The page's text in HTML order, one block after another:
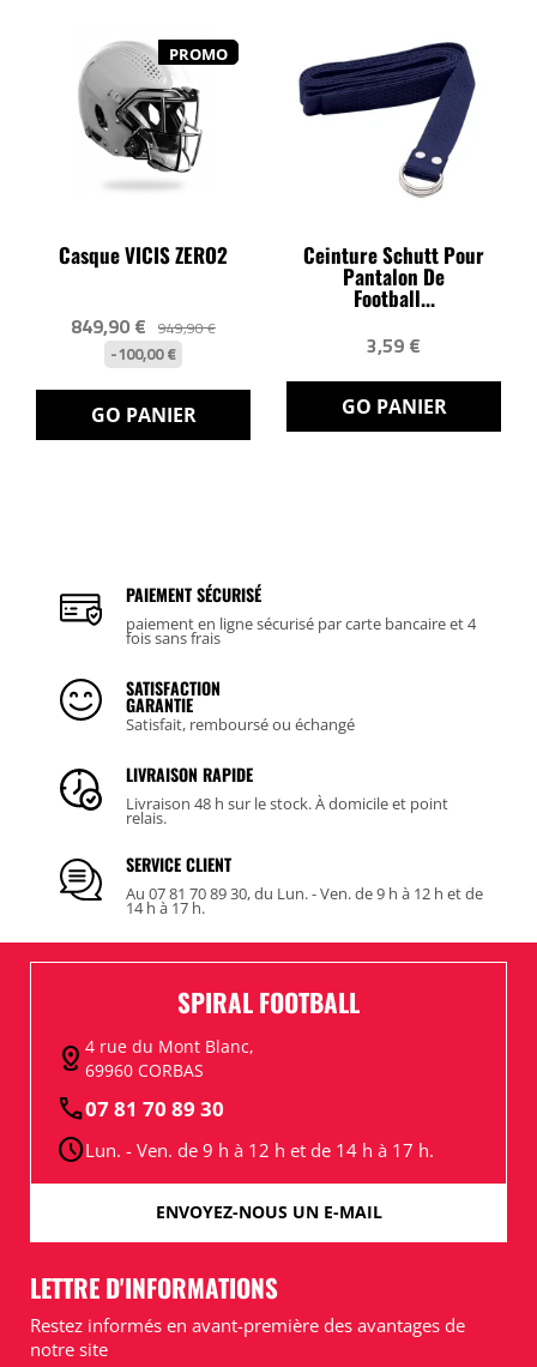
PROMO
Casque VICIS ZERO2
849,90 € 949,90 €
-100,00 €
GO PANIER
Ceinture Schutt Pour
Pantalon De
Football...
3,59 €
GO PANIER
PAIEMENT SÉCURISÉ
paiement en ligne sécurisé par carte bancaire et 4
fois sans frais
SATISFACTION
GARANTIE
Satisfait, remboursé ou échangé
LIVRAISON RAPIDE
Livraison 48 h sur le stock. À domicile et point
relais.
SERVICE CLIENT
Au 07 81 70 89 30, du Lun. - Ven. de 9 h à 12 h et de
14 h à 17 h.
SPIRAL FOOTBALL
distance 4 rue du Mont Blanc,
69960 CORBAS
call07 81 70 89 30
scheduleLun. - Ven. de 9 h à 12 h et de 14 h à 17 h.
ENVOYEZ-NOUS UN E-MAIL
LETTRE D'INFORMATIONS
Restez informés en avant-première des avantages de
notre site